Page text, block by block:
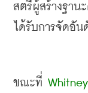
สตรีผู้สร้างฐาน
ได้รับการจัดอัน
ขณะที่